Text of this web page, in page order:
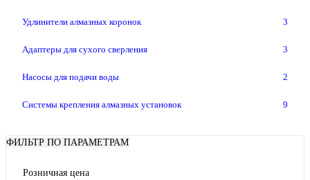
Удлинители алмазных коронок 3
Адаптеры для сухого сверления 3
Насосы для подачи воды 2
Системы крепления алмазных установок 9
ФИЛЬТР ПО ПАРАМЕТРАМ
Розничная цена